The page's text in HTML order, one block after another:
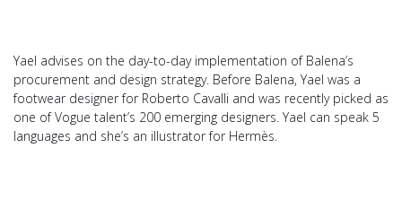
Yael advises on the day-to-day implementation of Balena’s
procurement and design strategy. Before Balena, Yael was a
footwear designer for Roberto Cavalli and was recently picked as
one of Vogue talent’s 200 emerging designers. Yael can speak 5
languages and she’s an illustrator for Hermès.